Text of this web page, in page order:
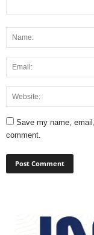
Save my name,
comment.